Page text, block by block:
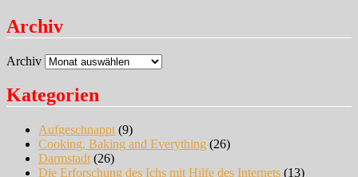
Archiv
Archiv
Kategorien
Aufgeschnappt (9)
Cooking, Baking and Everything (26)
Darmstadt (26)
Die Erforschung des Ichs mit Hilfe des Internets (13)